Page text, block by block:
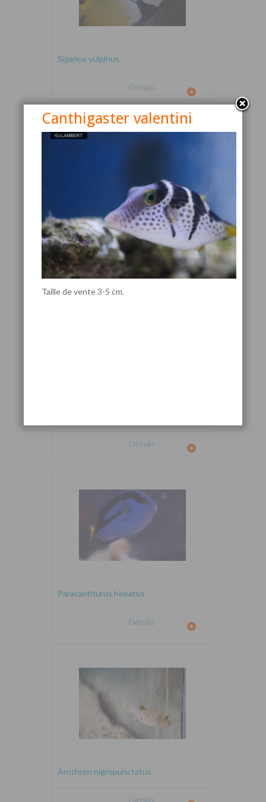
Siganus vulpinus
Détails
Canthigaster valentini
Détails
Détails
Paracanthurus hepatus
Détails
Arothron nigropunctatus
Détails
Canthigaster valentini
Taille de vente 3-5 cm.